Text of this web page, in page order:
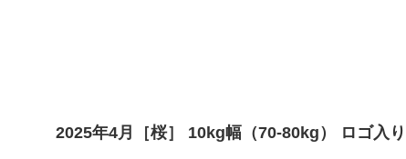
2025年4月［桜］ 10kg幅（70-80kg） ロゴ入り